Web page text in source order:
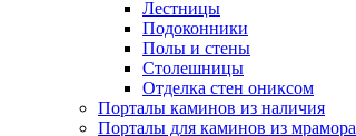
Лестницы
Подоконники
Полы и стены
Столешницы
Отделка стен ониксом
Порталы каминов из наличия
Порталы для каминов из мрамора